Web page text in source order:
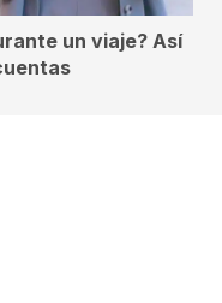
un viaje? Así